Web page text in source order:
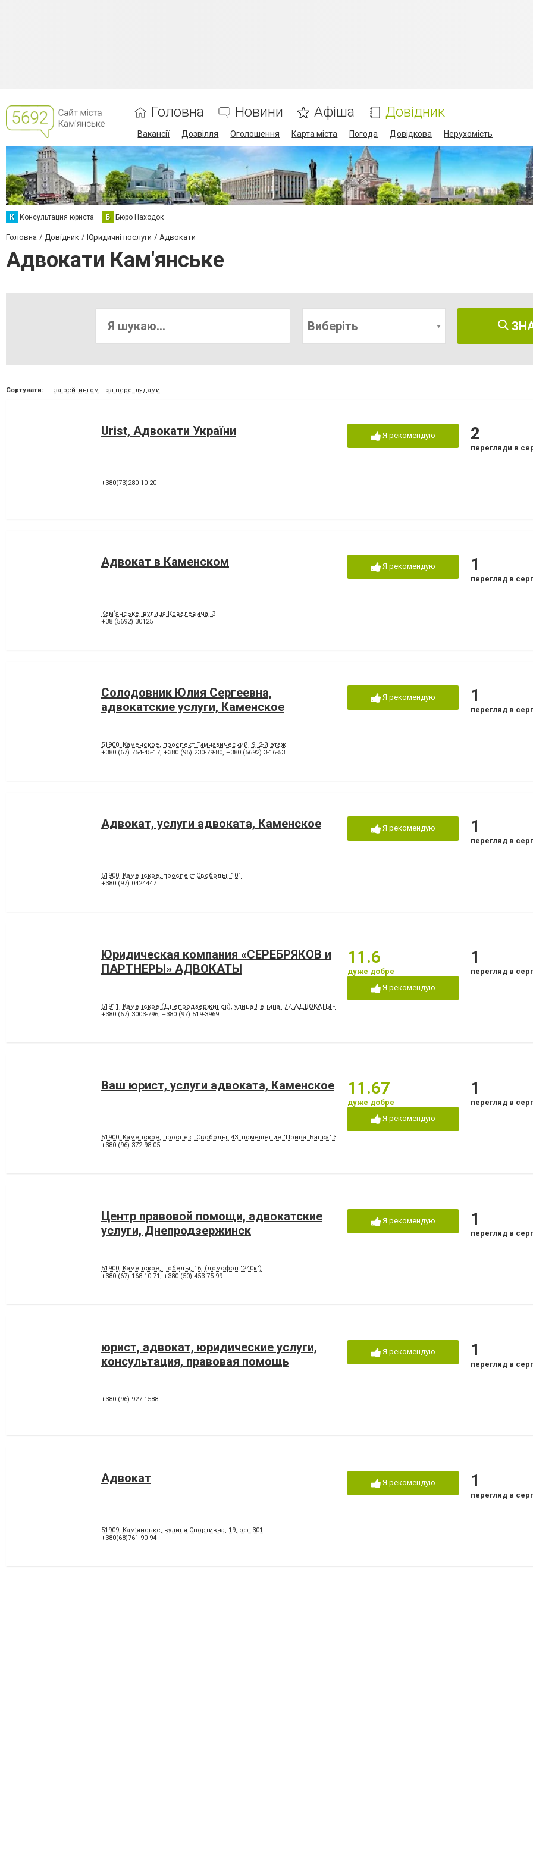
Головна Новини Афіша Довідник
Вакансії Дозвілля Оголошення Карта міста Погода Довідкова Нерухомість
К Консультация юриста Б Бюро Находок
Головна Довідник Юридичні послуги Адвокати
Адвокати Кам'янське
Виберіть
Сортувати: за рейтингом за переглядами
Urist, Адвокати України
+380(73)280-10-20
Я рекомендую 2
перегляди в
Адвокат в Каменском
Кам`янське, вулиця Ковалевича, 3
+38 (5692) 30125
Я рекомендую 1
перегляд в
Солодовник Юлия Сергеевна,
адвокатские услуги, Каменское
51900, Каменское, проспект Гимназический, 9, 2-й этаж
+380 (67) 754-45-17, +380 (95) 230-79-80, +380 (5692) 3-16-53
Я рекомендую 1
перегляд в
Адвокат, услуги адвоката, Каменское
51900, Каменское, проспект Свободы, 101
+380 (97) 0424447
Я рекомендую 1
перегляд в
Юридическая компания «СЕРЕБРЯКОВ и
ПАРТНЕРЫ» АДВОКАТЫ
51911, Каменское (Днепродзержинск), улица Ленина, 77, АДВОКАТЫ - тел. 097 519 39 69
+380 (67) 3003-796, +380 (97) 519-3969
11.6
дуже добре
Я рекомендую
1
перегляд в
Ваш юрист, услуги адвоката, Каменское
51900, Каменское, проспект Свободы, 43, помещение "ПриватБанка" 3-й этаж, кабинет 306.
+380 (96) 372-98-05
11.67
дуже добре
Я рекомендую
1
перегляд в
Центр правовой помощи, адвокатские
услуги, Днепродзержинск
51900, Каменское, Победы, 16, (домофон "240к")
+380 (67) 168-10-71 , +380 (50) 453-75-99
Я рекомендую 1
перегляд в
юрист, адвокат, юридические услуги,
консультация, правовая помощь
+380 (96) 927-1588
Я рекомендую 1
перегляд в
Адвокат
51909, Кам’янське, вулиця Спортивна, 19, оф. 301
+380(68)761-90-94
Я рекомендую 1
перегляд в